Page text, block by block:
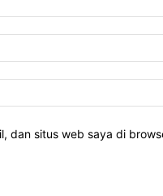
dan situs web saya di